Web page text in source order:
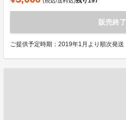
販売終了
ご提供予定時期：2019年1月より順次発送